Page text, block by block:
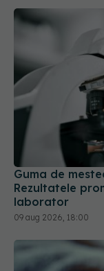
Guma de
Rezultatele
laborator
09 aug 2026, 18:00